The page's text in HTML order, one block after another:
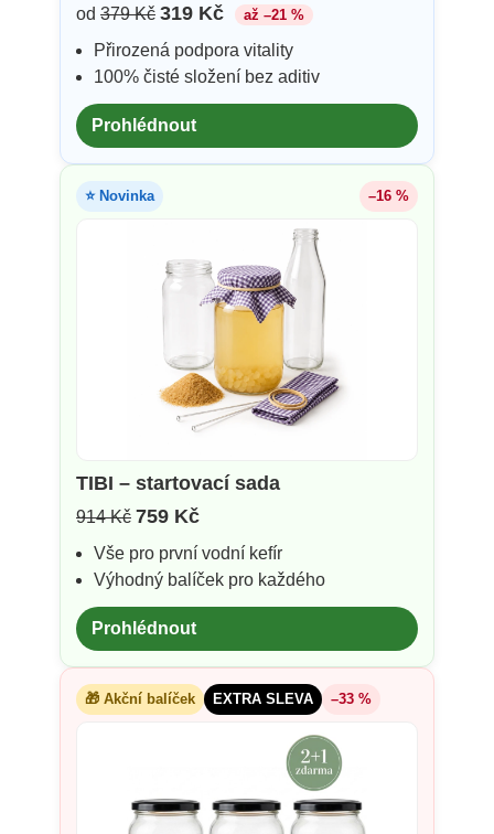
od 379 Kč 319 Kč až –21 %
Přirozená podpora vitality
100% čisté složení bez aditiv
Prohlédnout
⭐ Novinka –16 %
TIBI – startovací sada
914 Kč 759 Kč
Vše pro první vodní kefír
Výhodný balíček pro každého
Prohlédnout
🎁 Akční balíček EXTRA SLEVA –33 %